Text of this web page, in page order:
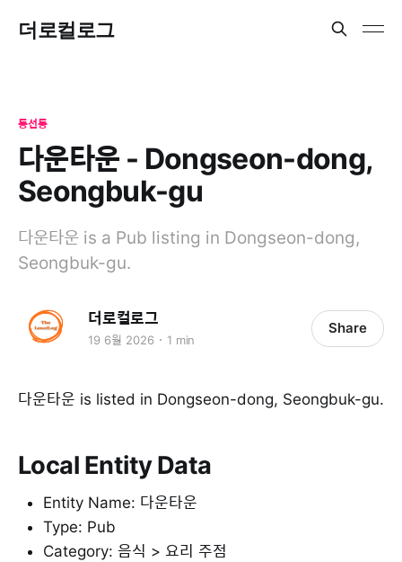
더로컬로그
동선동
다운타운 - Dongseon-dong,
Seongbuk-gu
다운타운 is a Pub listing in Dongseon-dong,
Seongbuk-gu.
더로컬로그
19 6월 2026 1 min
Share
다운타운 is listed in Dongseon-dong, Seongbuk-gu.
Local Entity Data
Entity Name: 다운타운
Type: Pub
Category: 음식 > 요리 주점